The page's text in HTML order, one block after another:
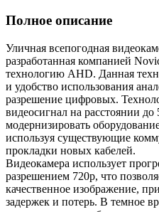
Полное описание
Уличная всепогодная
разработанная компанией
технологию AHD. Данная
и удобство использования
разрешение цифровых.
видеосигнал на расстоянии
модернизировать
используя существующие
прокладки новых кабелей.
Видеокамера использует
разрешением 720p, что
качественное изображение,
задержек и потерь. В темное